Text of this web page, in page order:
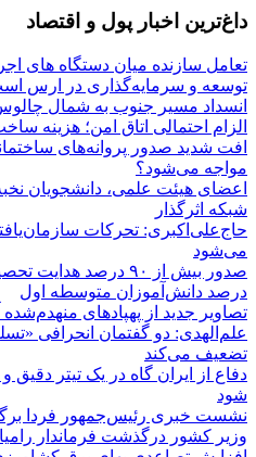
داغ‌ترین اخبار پول و اقتصاد
تعامل سازنده میان دستگاه‌ های
توسعه و سرمایه‌گذاری در ارس
انسداد مسیر جنوب به شمال
الزام احتمالی اتاق امن؛ هزینه
افت شدید صدور پروانه‌های
مواجه می‌شود؟
اعضای هیئت علمی، دانشجویان
شبکه‌ اثرگذار
حاج‌علی‌اکبری: تحرکات
می‌شود
درصد دانش‌آموزان متوسطه اول
تصاویر جدید از پهپادهای
علم‌الهدی: دو گفتمان انحرافی
تضعیف می‌کند
دفاع از ایران گاه در یک تیتر
شود
نشست خبری رئیس‌جمهور فردا
وزیر کشور درگذشت فرماندار